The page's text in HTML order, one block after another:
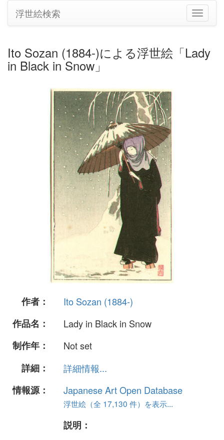
ナ
ビ
シ
浮世絵検索
Ito Sozan (1884-)による浮世絵「Lady
in Black in Snow」
作者：
Ito Sozan (1884-)
作品名：
Lady in Black in Snow
制作年：
Not set
詳細：
詳細情報...
情報源：
Japanese Art Open Database
浮世絵（全 17,130 件）を表示...
説明：